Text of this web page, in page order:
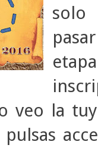
solo
veo la